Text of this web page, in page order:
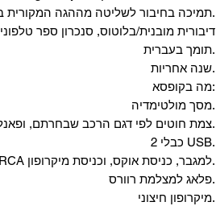
‏תמיכה בחיבור לשליטה מההגה המקורית ברכב.
‏דיבורית מובנית/בלוטוס, ‏סנכרון ספר
תומך בעברית.
שנה אחריות.
מה בקופסא:
מסך מולטימדיה.
צמת חוטים לפי דגם הרכב שבחרתם, ופאנל.
2 כבלי USB.
"פלאג אביזרים" - יציאות RCA למגבר, כניסת אוקס, וכניסת מיקרופון.
פלאג למצלמת רוורס.
מיקרופון חיצוני.